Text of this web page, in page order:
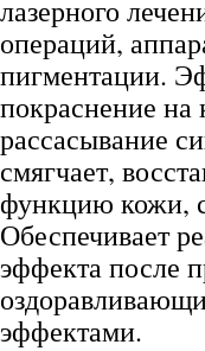
лазерного
операций,
пигментации.
покраснение на
рассасывание
смягчает,
функцию кожи,
Обеспечивает
эффекта после
эффектами.